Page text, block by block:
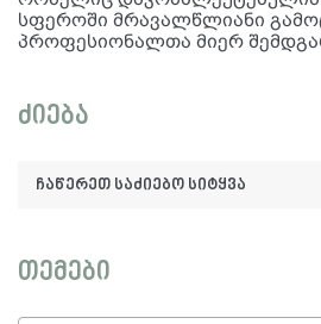
სფეროში მრავალწლიანი
პროფესიონალთა მიერ
ძიება
ჩაწერეთ
საძიებო
თემები